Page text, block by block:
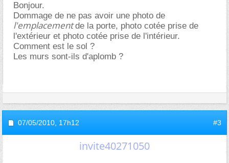
Bonjour.
Dommage de ne pas avoir une photo de
l'emplacementde la porte, photo cotée prise de
l'extérieur et photo cotée prise de l'intérieur.
Comment est le sol ?
Les murs sont-ils d'aplomb ?
07/05/2010, 17h12 #3
invite40271050